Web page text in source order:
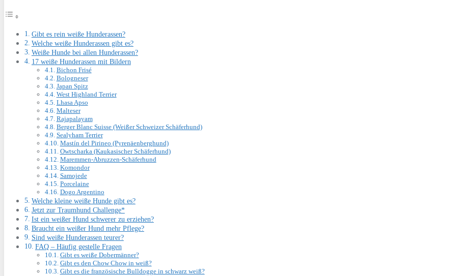
Gibt es rein weiße Hunderassen?
Welche weiße Hunderassen gibt es?
Weiße Hunde bei allen Hunderassen?
17 weiße Hunderassen mit Bildern
Bichon Frisé
Bologneser
Japan Spitz
West Highland Terrier
Lhasa Apso
Malteser
Rajapalayam
Berger Blanc Suisse (Weißer Schweizer Schäferhund)
Sealyham Terrier
Mastín del Pirineo (Pyrenäenberghund)
Owtscharka (Kaukasischer Schäferhund)
Maremmen-Abruzzen-Schäferhund
Komondor
Samojede
Porcelaine
Dogo Argentino
Welche kleine weiße Hunde gibt es?
Jetzt zur Traumhund Challenge*
Ist ein weißer Hund schwerer zu erziehen?
Braucht ein weißer Hund mehr Pflege?
Sind weiße Hunderassen teurer?
FAQ – Häufig gestelle Fragen
Gibt es weiße Dobermänner?
Gibt es den Chow Chow in weiß?
Gibt es die französische Bulldogge in schwarz weiß?